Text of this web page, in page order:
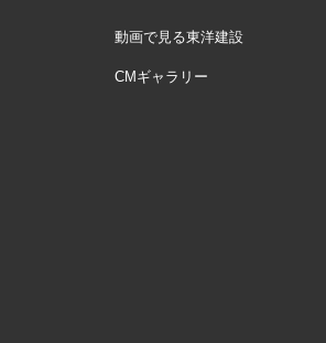
動画で見る東洋建設
CMギャラリー